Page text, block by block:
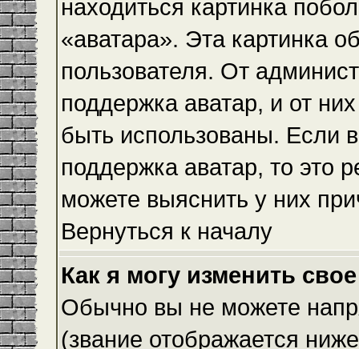
находиться картинка
«аватара». Эта картинка
пользователя. От
поддержка аватар, и от
быть использованы. Если
поддержка аватар, то это
можете выяснить у них
Вернуться к началу
Как я могу изменить
Обычно вы не можете
(звание отображается